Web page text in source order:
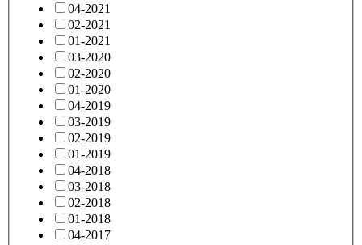
04-2021
02-2021
01-2021
03-2020
02-2020
01-2020
04-2019
03-2019
02-2019
01-2019
04-2018
03-2018
02-2018
01-2018
04-2017